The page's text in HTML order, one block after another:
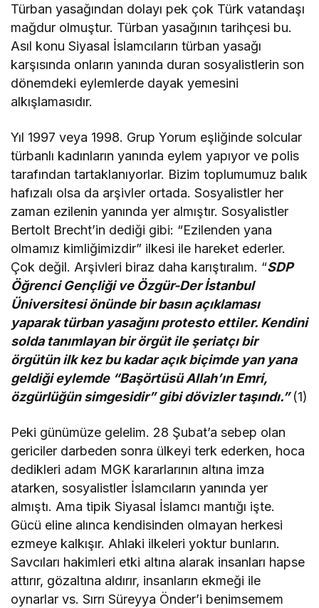
Türban yasağından dolayı pek çok Türk vatandaşı
mağdur olmuştur. Türban yasağının tarihçesi bu.
Asıl konu Siyasal İslamcıların türban yasağı
karşısında onların yanında duran sosyalistlerin son
dönemdeki eylemlerde dayak yemesini
alkışlamasıdır.
Yıl 1997 veya 1998. Grup Yorum eşliğinde solcular
türbanlı kadınların yanında eylem yapıyor ve polis
tarafından tartaklanıyorlar. Bizim toplumumuz balık
hafızalı olsa da arşivler ortada. Sosyalistler her
zaman ezilenin yanında yer almıştır. Sosyalistler
Bertolt Brecht’in dediği gibi: “Ezilenden yana
olmamız kimliğimizdir” ilkesi ile hareket ederler.
Çok değil. Arşivleri biraz daha karıştıralım. “SDP
Öğrenci Gençliği ve Özgür-Der İstanbul
Üniversitesi önünde bir basın açıklaması
yaparak türban yasağını protesto ettiler. Kendini
solda tanımlayan bir örgüt ile şeriatçı bir
örgütün ilk kez bu kadar açık biçimde yan yana
geldiği eylemde “Başörtüsü Allah’ın Emri,
özgürlüğün simgesidir” gibi dövizler taşındı.” (1)
Peki günümüze gelelim. 28 Şubat’a sebep olan
gericiler darbeden sonra ülkeyi terk ederken, hoca
dedikleri adam MGK kararlarının altına imza
atarken, sosyalistler İslamcıların yanında yer
almıştı. Ama tipik Siyasal İslamcı mantığı işte.
Gücü eline alınca kendisinden olmayan herkesi
ezmeye kalkışır. Ahlaki ilkeleri yoktur bunların.
Savcıları hakimleri etki altına alarak insanları hapse
attırır, gözaltına aldırır, insanların ekmeği ile
oynarlar vs. Sırrı Süreyya Önder’i benimsemem